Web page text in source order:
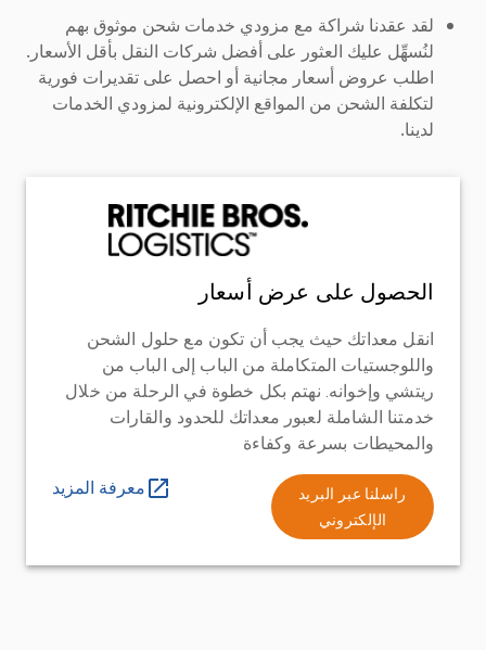
لقد عقدنا شراكة مع مزودي خدمات شحن موثوق بهم
لنُسهِّل عليك العثور على أفضل شركات النقل بأقل الأسعار.
اطلب عروض أسعار مجانية أو احصل على تقديرات فورية
لتكلفة الشحن من المواقع الإلكترونية لمزودي الخدمات
لدينا.
الحصول على عرض أسعار
انقل معداتك حيث يجب أن تكون مع حلول الشحن
واللوجستيات المتكاملة من الباب إلى الباب من
ريتشي وإخوانه. نهتم بكل خطوة في الرحلة من خلال
خدمتنا الشاملة لعبور معداتك للحدود والقارات
والمحيطات بسرعة وكفاءة
راسلنا عبر البريد
الإلكتروني
معرفة المزيد